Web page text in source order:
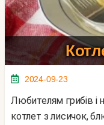
2024-09-23
Любителям грибів і не тільки: оригінальний рецепт
котлет з лисичок,